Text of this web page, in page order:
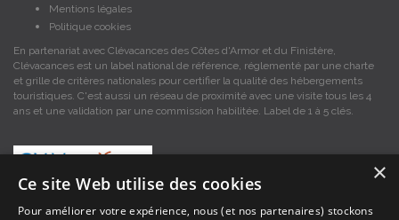
Mentions légales
Politique cookies
En partenariat avec Clévacances des Côtes d'Armor et du Finistère,
Clévacances est un label national de référence, réglementé par une charte
et grille de critères nationales pour certifier la qualité des hébergements
touristiques. C'est aussi un réseau de proximité avec une visite tous les 4
ans et une validation par une commission habilitée. Label de 1 à 5 clés.
×
Ce site Web utilise des cookies
Pour améliorer votre expérience, nous (et nos partenaires) stockons